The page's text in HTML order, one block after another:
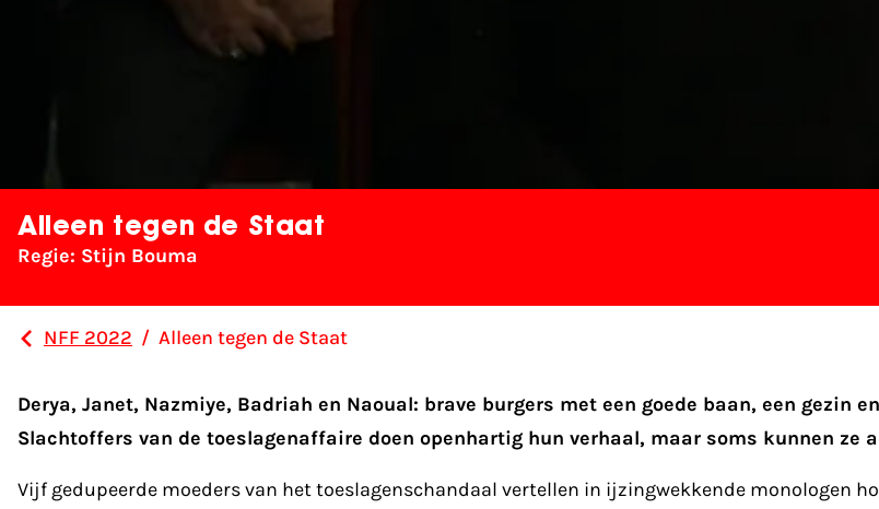
Alleen tegen de Staat
Regie: Stijn Bouma
NFF 2022 / Alleen tegen de Staat
Derya, Janet, Nazmiye, Badriah en Naoual: brave burgers met een goede baan, een gezin
Slachtoffers van de toeslagenaffaire doen openhartig hun verhaal, maar soms kunnen ze
Vijf gedupeerde moeders van het toeslagenschandaal vertellen in ijzingwekkende monologen